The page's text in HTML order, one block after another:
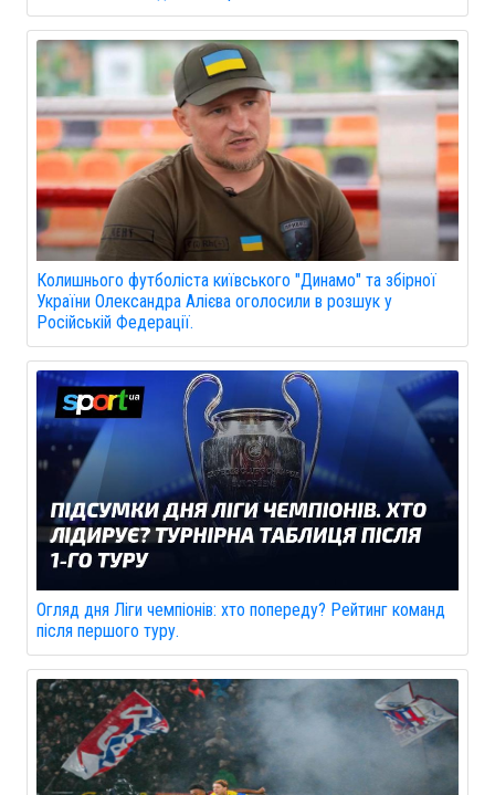
Колишнього футболіста київського "Динамо" та збірної
України Олександра Алієва оголосили в розшук у
Російській Федерації.
Огляд дня Ліги чемпіонів: хто попереду? Рейтинг команд
після першого туру.